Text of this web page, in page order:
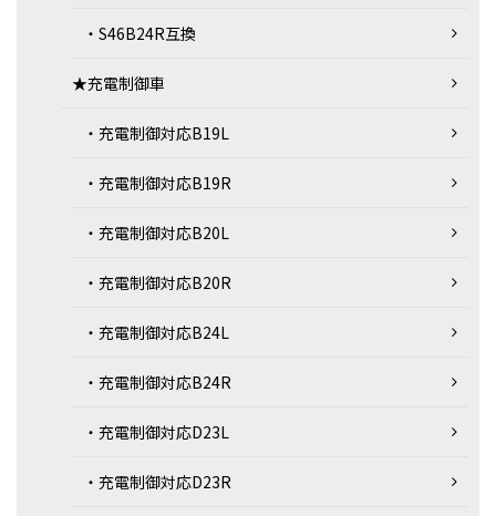
・S46B24R互換
★充電制御車
・充電制御対応B19L
・充電制御対応B19R
・充電制御対応B20L
・充電制御対応B20R
・充電制御対応B24L
・充電制御対応B24R
・充電制御対応D23L
・充電制御対応D23R